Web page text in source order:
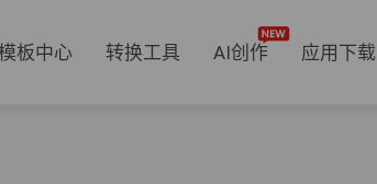
板中心 转换工具 AI创作 应用下载